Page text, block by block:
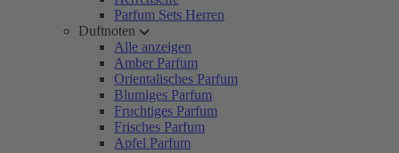
Parfum Sets Herren
Duftnoten
Alle anzeigen
Amber Parfum
Orientalisches Parfum
Blumiges Parfum
Fruchtiges Parfum
Frisches Parfum
Apfel Parfum